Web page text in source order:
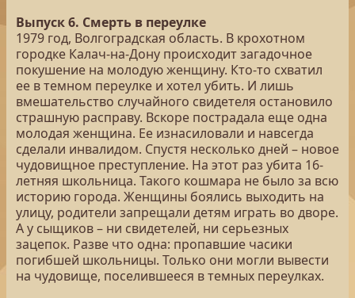
Выпуск 6. Смерть в переулке
1979 год, Волгоградская область. В крохотном
городке Калач-на-Дону происходит загадочное
покушение на молодую женщину. Кто-то схватил
ее в темном переулке и хотел убить. И лишь
вмешательство случайного свидетеля остановило
страшную расправу. Вскоре пострадала еще одна
молодая женщина. Ее изнасиловали и навсегда
сделали инвалидом. Спустя несколько дней – новое
чудовищное преступление. На этот раз убита 16-
летняя школьница. Такого кошмара не было за всю
историю города. Женщины боялись выходить на
улицу, родители запрещали детям играть во дворе.
А у сыщиков – ни свидетелей, ни серьезных
зацепок. Разве что одна: пропавшие часики
погибшей школьницы. Только они могли вывести
на чудовище, поселившееся в темных переулках.